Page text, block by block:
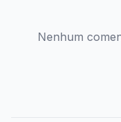
Nenhum